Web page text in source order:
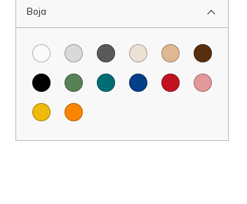
Trpezarijski setovi
Setovi za spavaće sobe
Noćni ormarići
Ogledala
Stočići za kafu
Boja